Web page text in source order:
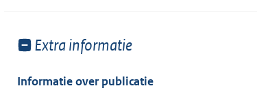
Toon
van:
Extra informatie
Informatie over publicatie